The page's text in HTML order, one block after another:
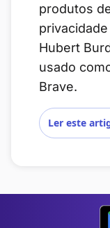
produtos
Hubert
usado
Brave.
Ler este